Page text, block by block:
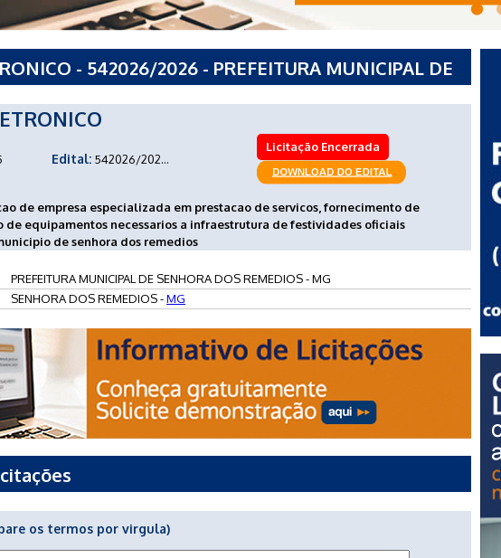
- 542026/2026 - PREFEITURA MUNICIPAL DE
Edital: 542026/202...
Licitação Encerrada
de empresa especializada em prestacao de servicos, fornecimento de
de equipamentos necessarios a infraestrutura de festividades oficiais
de senhora dos remedios
PREFEITURA MUNICIPAL DE SENHORA DOS REMEDIOS - MG
SENHORA DOS REMEDIOS -MG
os termos por virgula)